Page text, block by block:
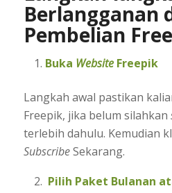
Berlangganan
Pembelian
Buka Website Freepik
Langkah awal pastikan
Freepik, jika belum silahkan
terlebih dahulu. Kemudian
SubscribeSekarang.
Pilih Paket Bulanan